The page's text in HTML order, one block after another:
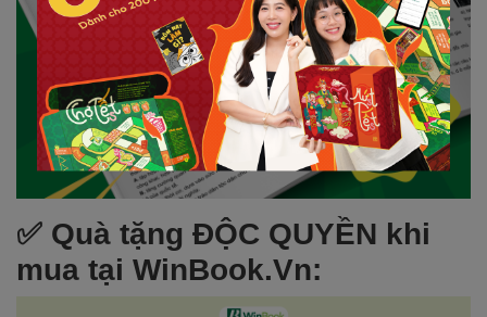
✅ Quà tặng ĐỘC QUYỀN khi
mua tại WinBook.Vn: